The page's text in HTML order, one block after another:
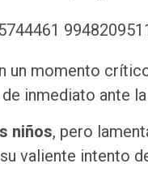
un momento
inmediato ante
niños, pero
valiente intento